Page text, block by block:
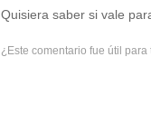
Quisiera saber si vale
¿Este comentario fue útil para